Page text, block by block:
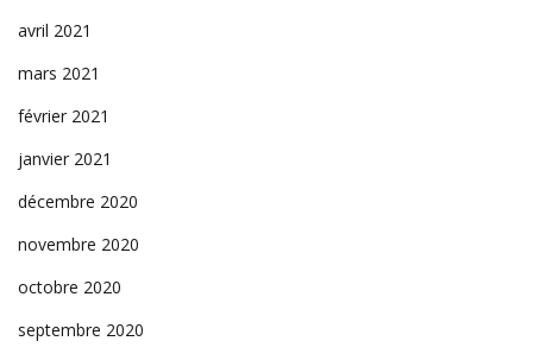
avril 2021
mars 2021
février 2021
janvier 2021
décembre 2020
novembre 2020
octobre 2020
septembre 2020